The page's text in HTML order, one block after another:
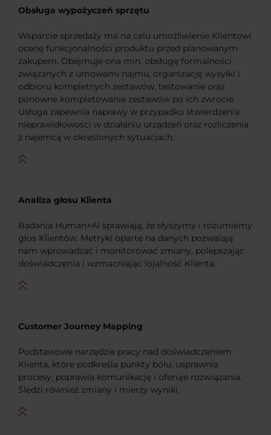
Obsługa wypożyczeń sprzętu
Wsparcie sprzedaży ma na celu umożliwienie Klientowi
ocenę funkcjonalności produktu przed planowanym
zakupem. Obejmuje ona min. obsługę formalności
związanych z umowami najmu, organizację wysyłki i
odbioru kompletnych zestawów, testowanie oraz
ponowne kompletowanie zestawów po ich zwrocie.
Usługa zapewnia naprawy w przypadku stwierdzenia
nieprawidłowości w działaniu urządzeń oraz rozliczenia
z najemcą w określonych sytuacjach.
Analiza głosu Klienta
Badania Human+AI sprawiają, że słyszymy i rozumiemy
głos Klientów. Metryki oparte na danych pozwalają
nam wprowadzać i monitorować zmiany, polepszając
doświadczenia i wzmacniając lojalność Klienta.
Customer Journey Mapping
Podstawowe narzędzie pracy nad doświadczeniem
Klienta, które podkreśla punkty bólu, usprawnia
procesy, poprawia komunikację i oferuje rozwiązania.
Śledzi również zmiany i mierzy wyniki.